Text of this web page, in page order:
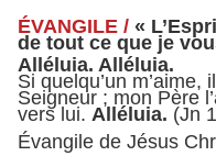
ÉVANGILE / «
de tout ce que je
Alléluia. Alléluia.
Si quelqu’un
Seigneur ; mon Père
vers lui. Alléluia. (Jn
Évangile de Jésus